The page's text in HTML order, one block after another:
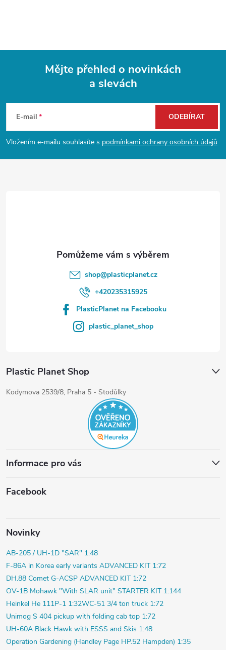
p
a
Mějte přehled o novinkách
a slevách
E-mail
Vložením e-mailu souhlasíte s podmínkami ochrany osobních údajů
ODEBÍRAT
shop@plasticplanet.cz
+420235315925
PlasticPlanet na Facebooku
plastic_planet_shop
Plastic Planet Shop
Kodymova 2539/8, Praha 5 - Stodůlky
Informace pro vás
Facebook
Novinky
AB-205 / UH-1D "SAR" 1:48
F-86A in Korea early variants ADVANCED KIT 1:72
DH.88 Comet G-ACSP ADVANCED KIT 1:72
OV-1B Mohawk "With SLAR unit" STARTER KIT 1:144
Heinkel He 111P-1 1:32WC-51 3/4 ton truck 1:72
Unimog S 404 pickup with folding cab top 1:72
UH-60A Black Hawk with ESSS and Skis 1:48
Operation Gardening (Handley Page HP.52 Hampden) 1:35